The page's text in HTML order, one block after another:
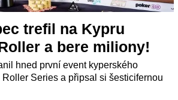
trefil na Kypru
a bere miliony!
hned první event kyperského
Series a připsal si šesticifernou